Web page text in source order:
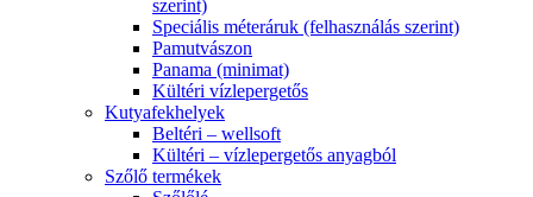
szerint)
Speciális méteráruk (felhasználás szerint)
Pamutvászon
Panama (minimat)
Kültéri vízlepergetős
Kutyafekhelyek
Beltéri – wellsoft
Kültéri – vízlepergetős anyagból
Szőlő termékek